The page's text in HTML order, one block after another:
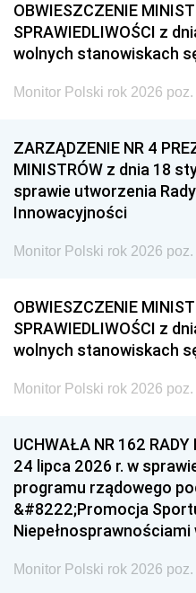
OBWIESZCZENIE
SPRAWIEDLIWOŚCI z
wolnych stanowiskach
Monitor Polski rok 2026 poz.
ZARZĄDZENIE NR 4
MINISTRÓW z dnia 18
sprawie utworzenia
Innowacyjności
Monitor Polski rok 2026 poz.
OBWIESZCZENIE
SPRAWIEDLIWOŚCI z
wolnych stanowiskach
Monitor Polski rok 2026 poz.
UCHWAŁA NR 162
24 lipca 2026 r. w
programu rządowego
&#8222;Promocja
Monitor Polski rok 2026 poz.